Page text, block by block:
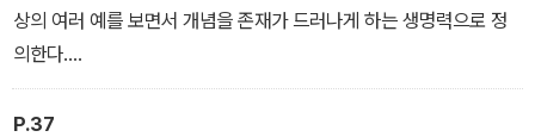
상의 여러 예를 보면서 개념을 존재가 드러나게 하는 생명력으로 정
의한다.
하지만 모든 개념이 생명력을 갖는 것은 아니다. 닫힌 개념이 있기 때
문이다. 닫힌 개념도 열린 개념으로 거듭날 수 있는데 그러려면 ‘흔들
P.37